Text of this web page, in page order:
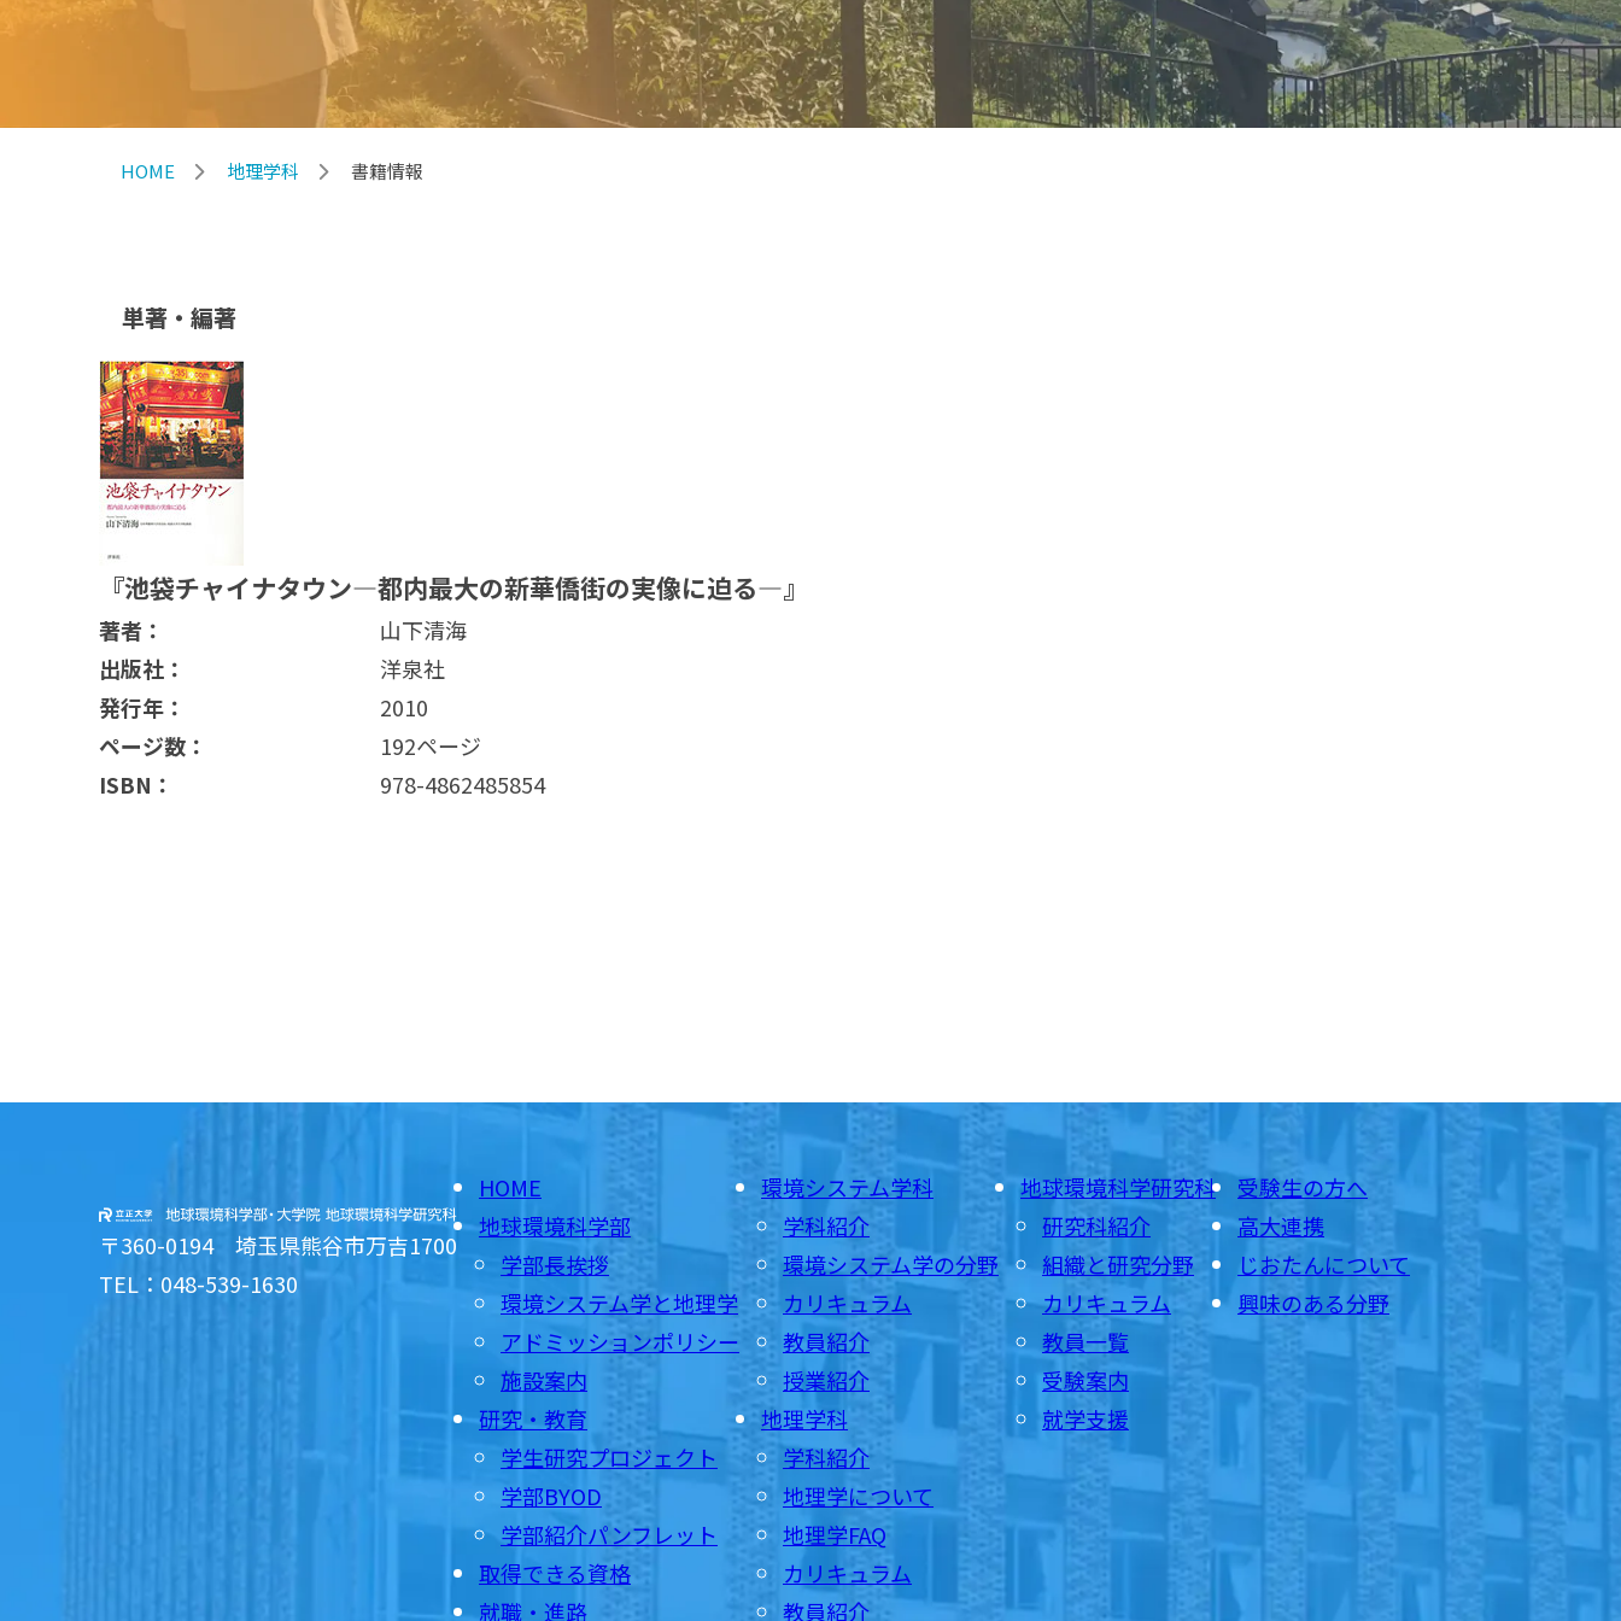
HOME 地理学科 書籍情報
単著・編著
『池袋チャイナタウン―都内最大の新華僑街の実像に迫る―』
著者：
山下清海
出版社：
洋泉社
発行年：
2010
ページ数：
192ページ
ISBN：
978-4862485854
〒360-0194 埼玉県熊谷市万吉1700
TEL：048-539-1630
HOME
地球環境科学部
学部長挨拶
環境システム学と地理学
アドミッションポリシー
施設案内
研究・教育
学生研究プロジェクト
学部BYOD
学部紹介パンフレット
取得できる資格
就職・進路
環境システム学科
学科紹介
環境システム学の分野
カリキュラム
教員紹介
授業紹介
地理学科
学科紹介
地理学について
地理学FAQ
カリキュラム
教員紹介
地球環境科学研究科
研究科紹介
組織と研究分野
カリキュラム
教員一覧
受験案内
就学支援
受験生の方へ
高大連携
じおたんについて
興味のある分野